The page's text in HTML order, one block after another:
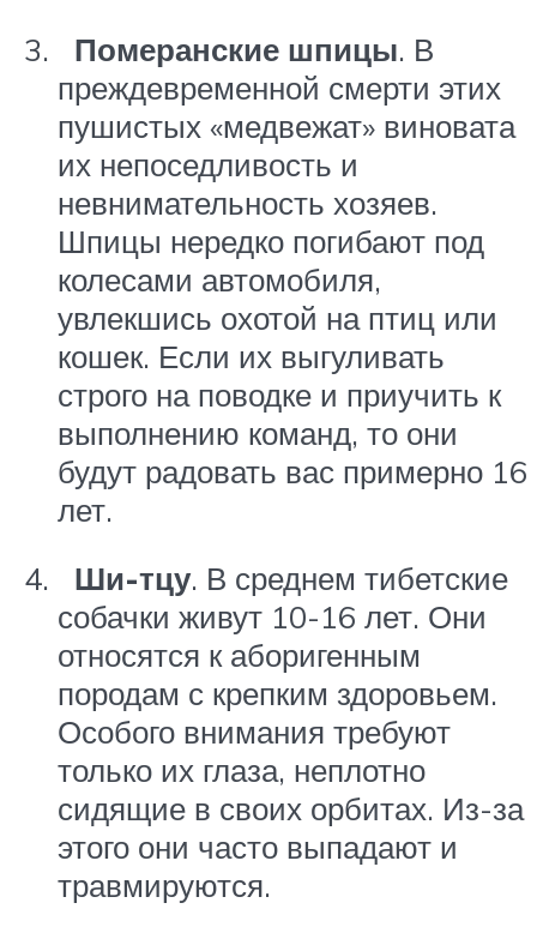
Померанские шпицы. В
преждевременной смерти этих
пушистых «медвежат» виновата
их непоседливость и
невнимательность хозяев.
Шпицы нередко погибают под
колесами автомобиля,
увлекшись охотой на птиц или
кошек. Если их выгуливать
строго на поводке и приучить к
выполнению команд, то они
будут радовать вас примерно 16
лет.
Ши-тцу. В среднем тибетские
собачки живут 10-16 лет. Они
относятся к аборигенным
породам с крепким здоровьем.
Особого внимания требуют
только их глаза, неплотно
сидящие в своих орбитах. Из-за
этого они часто выпадают и
травмируются.